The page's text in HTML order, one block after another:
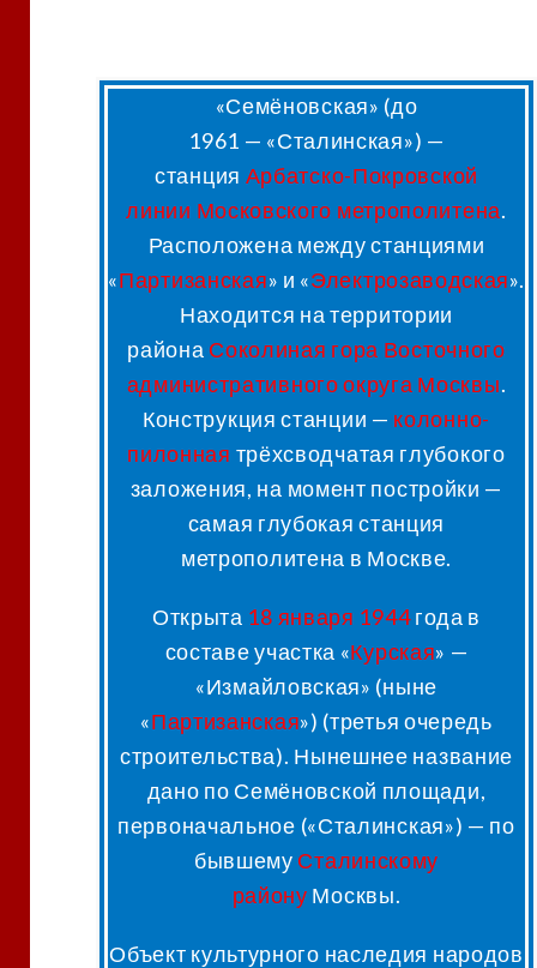
«Семёновская» (до
1961 — «Сталинская») —
станция Арбатско-Покровской
линии Московского метрополитена.
Расположена между станциями
«Партизанская» и «Электрозаводская».
Находится на территории
района Соколиная гора Восточного
административного округа Москвы.
Конструкция станции — колонно-
пилонная трёхсводчатая глубокого
заложения, на момент постройки —
самая глубокая станция
метрополитена в Москве.
Открыта 18 января 1944года в
составе участка «Курская» —
«Измайловская» (ныне
«Партизанская») (третья очередь
строительства). Нынешнее название
дано по Семёновской площади,
первоначальное («Сталинская») — по
бывшему Сталинскому
району Москвы.
Объект культурного наследия народов